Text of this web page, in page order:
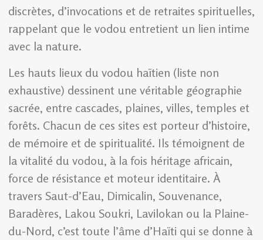
discrètes, d’invocations et de retraites spirituelles,
rappelant que le vodou entretient un lien intime
avec la nature.
Les hauts lieux du vodou haïtien (liste non
exhaustive) dessinent une véritable géographie
sacrée, entre cascades, plaines, villes, temples et
forêts. Chacun de ces sites est porteur d’histoire,
de mémoire et de spiritualité. Ils témoignent de
la vitalité du vodou, à la fois héritage africain,
force de résistance et moteur identitaire. À
travers Saut-d’Eau, Dimicalin, Souvenance,
Baradères, Lakou Soukri, Lavilokan ou la Plaine-
du-Nord, c’est toute l’âme d’Haïti qui se donne à